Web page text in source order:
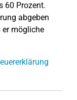
60 Prozent.
abgeben
er mögliche